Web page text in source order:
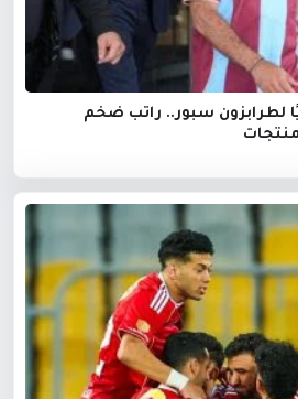
لطرابزون سبور.. راتب ضخم